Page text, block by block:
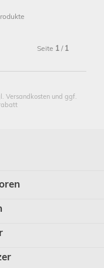
Seite 1 / 1
Versandkosten und ggf.